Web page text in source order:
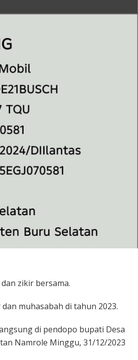
zikir bersama.
muhasabah di tahun 2023.
di pendopo bupati Desa
Namrole Minggu, 31/12/2023